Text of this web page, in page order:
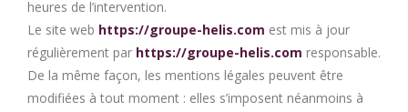
heures de l’intervention.
Le site web https://groupe-helis.com est mis à jour
régulièrement par https://groupe-helis.com responsable.
De la même façon, les mentions légales peuvent être
modifiées à tout moment : elles s’imposent néanmoins à